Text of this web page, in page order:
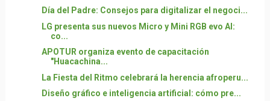
Día del Padre: Consejos para digitalizar el negoci...
LG presenta sus nuevos Micro y Mini RGB evo AI:
co...
APOTUR organiza evento de capacitación
"Huacachina...
La Fiesta del Ritmo celebrará la herencia afroperu...
Diseño gráfico e inteligencia artificial: cómo pre...